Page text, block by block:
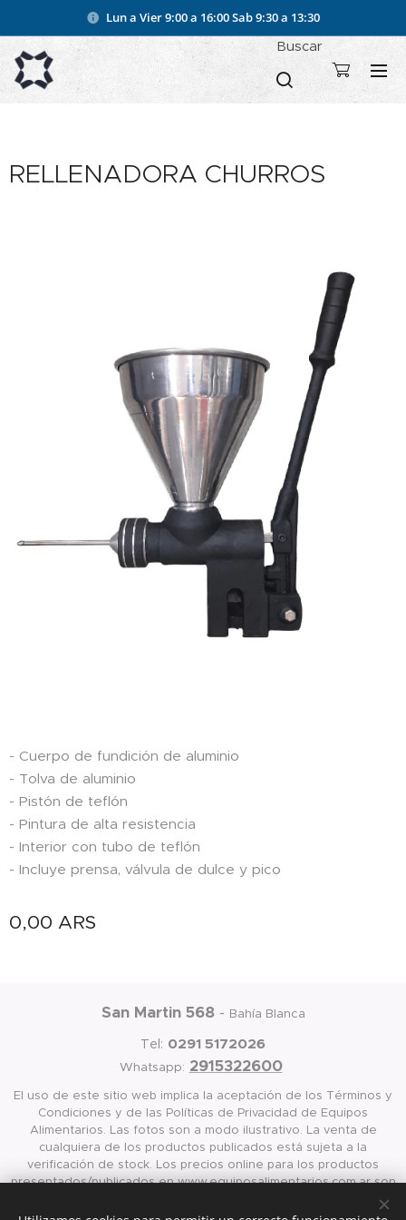
Lun a Vier 9:00 a 16:00Sab 9:30 a 13:30
Buscar
RELLENADORA CHURROS
- Cuerpo de fundición de aluminio
- Tolva de aluminio
- Pistón de teflón
- Pintura de alta resistencia
- Interior con tubo de teflón
- Incluye prensa, válvula de dulce y pico
0,00 ARS
San Martin 568- Bahía Blanca
Tel: 0291 5172026
Whatsapp: 2915322600
El uso de este sitio web implica la aceptación de los Términos y
Condiciones y de las Políticas de Privacidad de Equipos
Alimentarios. Las fotos son a modo ilustrativo. La venta de
cualquiera de los productos publicados está sujeta a la
verificación de stock. Los precios online para los productos
presentados/publicados en www.equiposalimentarios.com.ar son
válidos exclusivamente para la compra vía internet en las página
antes mencionada